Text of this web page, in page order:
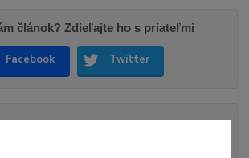
článok? Zdieľajte ho s priateľmi
Facebook Twitter